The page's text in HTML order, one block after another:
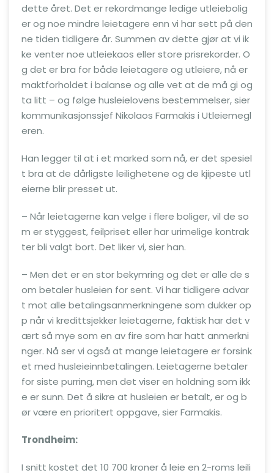
dette året. Det er rekordmange ledige utleiebolig
er og noe mindre leietagere enn vi har sett på den
ne tiden tidligere år. Summen av dette gjør at vi ik
ke venter noe utleiekaos eller store prisrekorder. O
g det er bra for både leietagere og utleiere, nå er
maktforholdet i balanse og alle vet at de må gi og
ta litt – og følge husleielovens bestemmelser, sier
kommunikasjonssjef Nikolaos Farmakis i Utleiemegl
eren.
Han legger til at i et marked som nå, er det spesiel
t bra at de dårligste leilighetene og de kjipeste utl
eierne blir presset ut.
– Når leietagerne kan velge i flere boliger, vil de so
m er styggest, feilpriset eller har urimelige kontrak
ter bli valgt bort. Det liker vi, sier han.
– Men det er en stor bekymring og det er alle de s
om betaler husleien for sent. Vi har tidligere advar
t mot alle betalingsanmerkningene som dukker op
p når vi kredittsjekker leietagerne, faktisk har det v
ært så mye som en av fire som har hatt anmerkni
nger. Nå ser vi også at mange leietagere er forsink
et med husleieinnbetalingen. Leietagerne betaler
for siste purring, men det viser en holdning som ikk
e er sunn. Det å sikre at husleien er betalt, er og b
ør være en prioritert oppgave, sier Farmakis.
Trondheim:
I snitt kostet det 10 700 kroner å leie en 2-roms leili